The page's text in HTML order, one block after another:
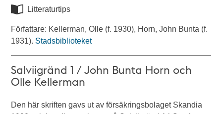
Litteraturtips
Författare: Kellerman, Olle (f. 1930), Horn, John Bunta (f.
1931). Stadsbiblioteket
Salviigränd 1 / John Bunta Horn och
Olle Kellerman
Den här skriften gavs ut av försäkringsbolaget Skandia